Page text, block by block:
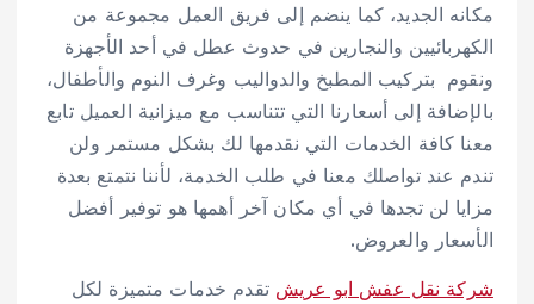
مكانه الجديد، كما ينضم إلى فريق العمل مجموعة من
الكهربائيين والنجارين في حدوث عطل في أحد الأجهزة
ونقوم بتركيب المطبخ والدواليب وغرف النوم والأطفال،
بالإضافة إلى أسعارنا التي تتناسب مع ميزانية العميل تابع
معنا كافة الخدمات التي نقدمها لك بشكل مستمر ولن
تندم عند تواصلك معنا في طلب الخدمة، لأننا نتمتع بعدة
مزايا لن تجدها في أي مكان آخر أهمها هو توفير أفضل
الأسعار والعروض.
شركة نقل عفش ابو عريش تقدم خدمات متميزة لكل